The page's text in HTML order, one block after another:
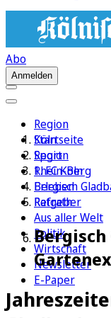
Abo
Anmelden
Region
Köln
Sport
1. FC Köln
Erleben
Ratgeber
Aus aller Welt
Politik
Wirtschaft
Newsletter
E-Paper
Startseite
Region
Rhein-Berg
Bergisch
Refrath
Bergisch